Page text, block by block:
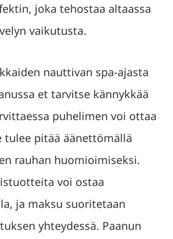
joka tehostaa altaassa
vaikutusta.
nauttivan spa-ajasta
et tarvitse kännykkää
puhelimen voi ottaa
tulee pitää äänettömällä
rauhan huomioimiseksi.
voi ostaa
ja maksu suoritetaan
yhteydessä. Paanun